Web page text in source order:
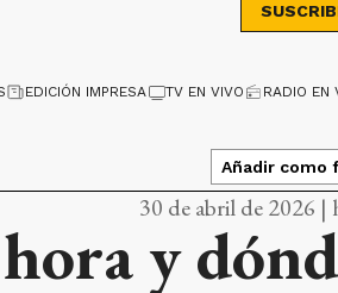
EDICIÓN IMPRESA TV EN VIVO RADIO EN
Añadir como
30 de abril de 2026 |
y